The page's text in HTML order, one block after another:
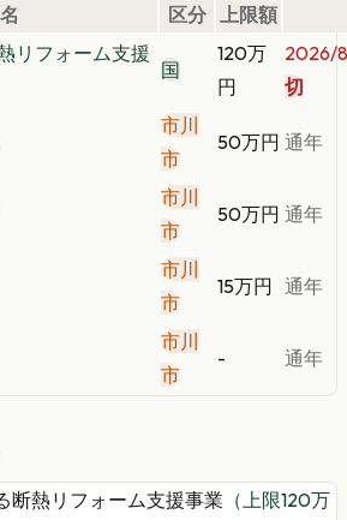
区分
上限額
リフォーム支援
国
120万
円
2026/
切
市川
市
50万円 通年
市川
市
50万円 通年
市川
市
15万円 通年
市川
市
- 通年
断熱リフォーム支援事業 （上限120万